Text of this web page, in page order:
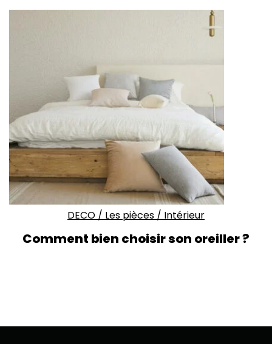
DECO / Les pièces / Intérieur
Comment bien choisir son oreiller ?